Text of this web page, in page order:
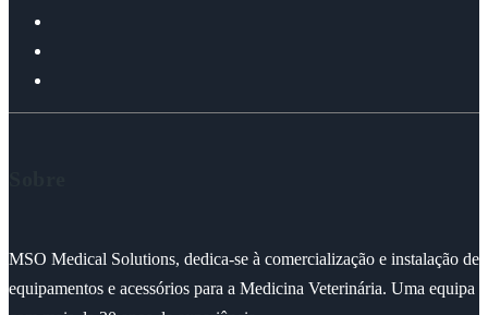
MSO Medical Solutions, dedica-se à comercialização e instalação de
equipamentos e acessórios para a Medicina Veterinária. Uma equipa